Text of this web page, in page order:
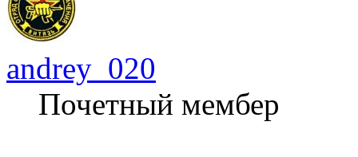
andrey_020
Почетный мембер